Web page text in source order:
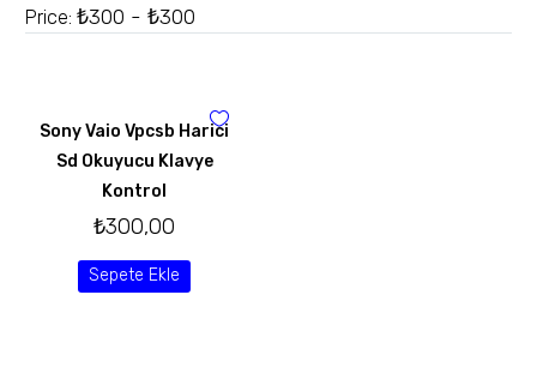
Price: ₺300 - ₺300
Sony Vaio Vpcsb Harici
Sd Okuyucu Klavye
Kontrol
₺300,00
Sepete Ekle